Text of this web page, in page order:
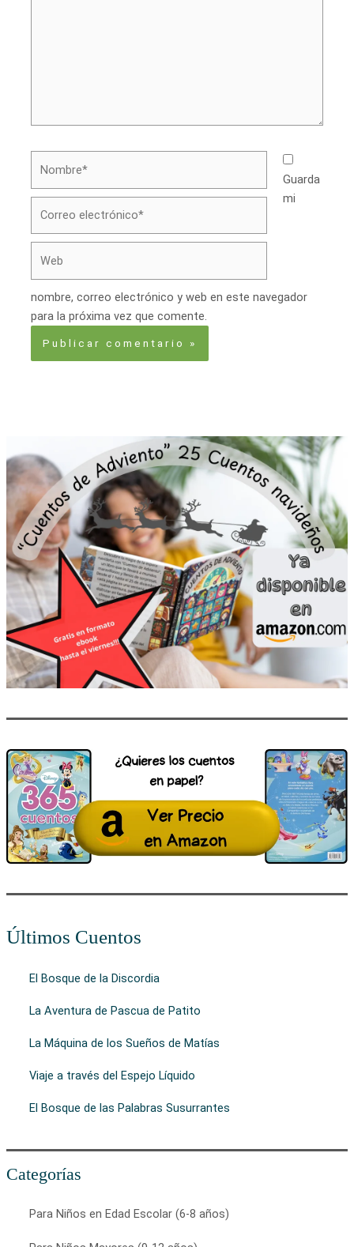
Guarda
mi
nombre, correo electrónico y web en este navegador
para la próxima vez que comente.
Últimos Cuentos
El Bosque de la Discordia
La Aventura de Pascua de Patito
La Máquina de los Sueños de Matías
Viaje a través del Espejo Líquido
El Bosque de las Palabras Susurrantes
Categorías
Para Niños en Edad Escolar (6-8 años)